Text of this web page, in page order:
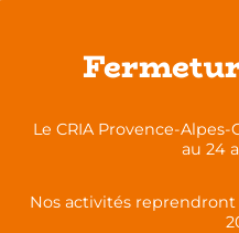
activités adaptées
Toutes
Le CRIA Provence-Alpes-
au 24
Nos activités